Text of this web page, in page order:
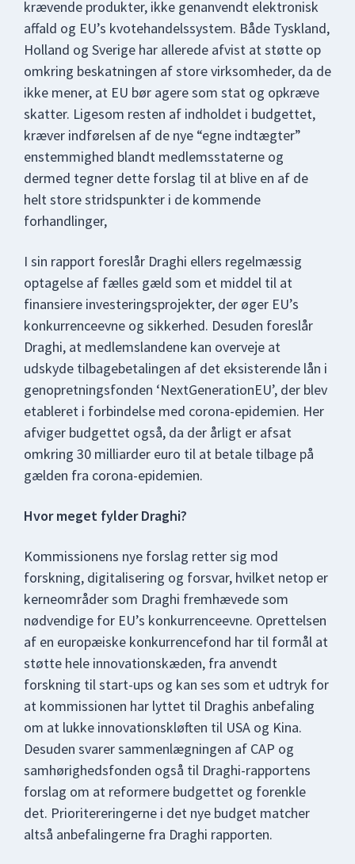
krævende produkter, ikke genanvendt elektronisk
affald og EU’s kvotehandelssystem. Både Tyskland,
Holland og Sverige har allerede afvist at støtte op
omkring beskatningen af store virksomheder, da de
ikke mener, at EU bør agere som stat og opkræve
skatter. Ligesom resten af indholdet i budgettet,
kræver indførelsen af de nye “egne indtægter”
enstemmighed blandt medlemsstaterne og
dermed tegner dette forslag til at blive en af de
helt store stridspunkter i de kommende
forhandlinger,
I sin rapport foreslår Draghi ellers regelmæssig
optagelse af fælles gæld som et middel til at
finansiere investeringsprojekter, der øger EU’s
konkurrenceevne og sikkerhed. Desuden foreslår
Draghi, at medlemslandene kan overveje at
udskyde tilbagebetalingen af det eksisterende lån i
genopretningsfonden ‘NextGenerationEU’, der blev
etableret i forbindelse med corona-epidemien. Her
afviger budgettet også, da der årligt er afsat
omkring 30 milliarder euro til at betale tilbage på
gælden fra corona-epidemien.
Hvor meget fylder Draghi?
Kommissionens nye forslag retter sig mod
forskning, digitalisering og forsvar, hvilket netop er
kerneområder som Draghi fremhævede som
nødvendige for EU’s konkurrenceevne. Oprettelsen
af en europæiske konkurrencefond har til formål at
støtte hele innovationskæden, fra anvendt
forskning til start-ups og kan ses som et udtryk for
at kommissionen har lyttet til Draghis anbefaling
om at lukke innovationskløften til USA og Kina.
Desuden svarer sammenlægningen af CAP og
samhørighedsfonden også til Draghi-rapportens
forslag om at reformere budgettet og forenkle
det. Prioritereringerne i det nye budget matcher
altså anbefalingerne fra Draghi rapporten.